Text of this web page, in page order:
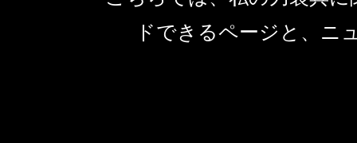
ドできるページと、ニ